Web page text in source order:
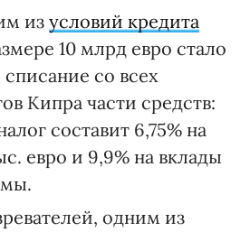
из условий кредита
10 млрд евро стало
со всех
Кипра части средств:
составит 6,75% на
евро и 9,9% на вклады
одним из